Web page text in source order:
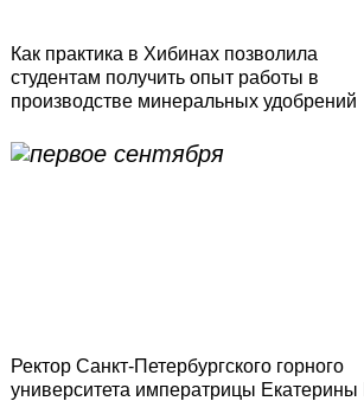
Как практика в Хибинах позволила
студентам получить опыт работы в
производстве минеральных удобрений
Ректор Санкт-Петербургского горного
университета императрицы Екатерины II